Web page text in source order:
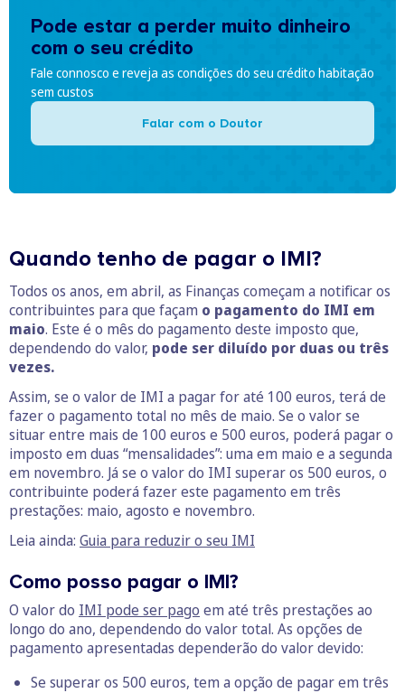
Pode estar a perder muito dinheiro
com o seu crédito
Fale connosco e reveja as condições do seu crédito habitação
sem custos
Falar com o Doutor
Quando tenho de pagar o IMI?
Todos os anos, em abril, as Finanças começam a notificar os
contribuintes para que façam o pagamento do IMI em
maio. Este é o mês do pagamento deste imposto que,
dependendo do valor, pode ser diluído por duas ou três
vezes.
Assim, se o valor de IMI a pagar for até 100 euros, terá de
fazer o pagamento total no mês de maio. Se o valor se
situar entre mais de 100 euros e 500 euros, poderá pagar o
imposto em duas “mensalidades”: uma em maio e a segunda
em novembro. Já se o valor do IMI superar os 500 euros, o
contribuinte poderá fazer este pagamento em três
prestações: maio, agosto e novembro.
Leia ainda: Guia para reduzir o seu IMI
Como posso pagar o IMI?
O valor do IMI pode ser pago em até três prestações ao
longo do ano, dependendo do valor total. As opções de
pagamento apresentadas dependerão do valor devido:
Se superar os 500 euros, tem a opção de pagar em três